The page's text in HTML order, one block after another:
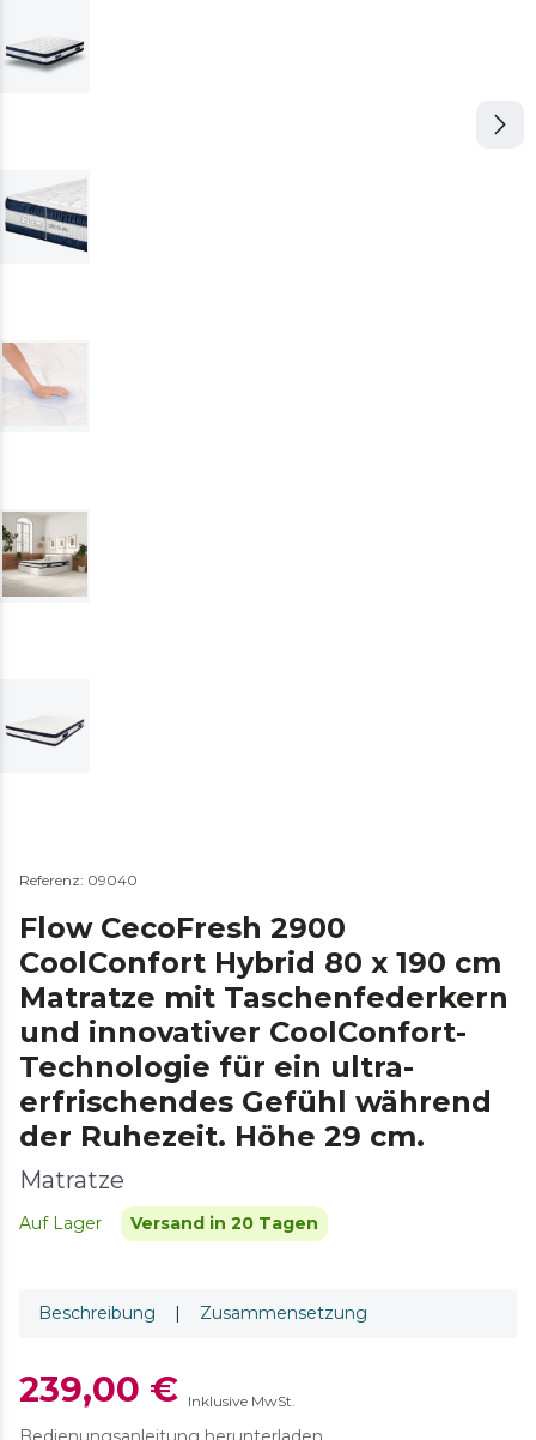
Referenz: 09040
Flow CecoFresh 2900
CoolConfort Hybrid 80 x 190 cm
Matratze mit Taschenfederkern
und innovativer CoolConfort-
Technologie für ein ultra-
erfrischendes Gefühl während
der Ruhezeit. Höhe 29 cm.
Matratze
Auf Lager Versand in 20 Tagen
Beschreibung | Zusammensetzung
239,00 € Inklusive MwSt.